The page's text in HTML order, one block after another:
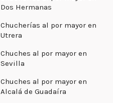
Dos Hermanas
Chucherías al por mayor en
Utrera
Chuches al por mayor en
Sevilla
Chuches al por mayor en
Alcalá de Guadaíra